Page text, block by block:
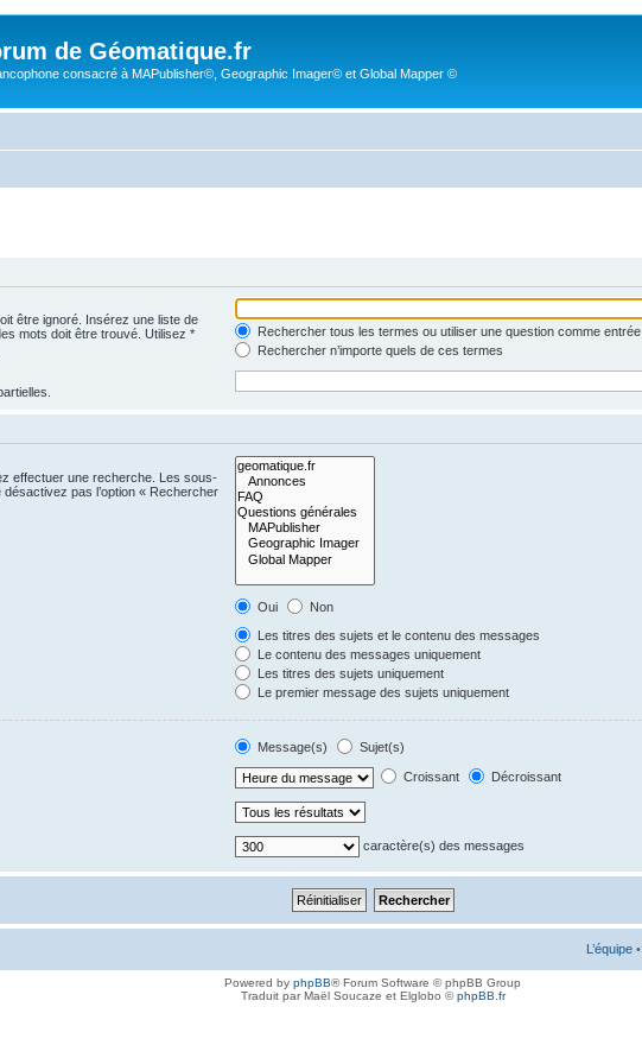
de Géomatique.fr
consacré à MAPublisher©, Geographic Imager© et Global Mapper ©
être ignoré. Insérez une liste de
mots doit être trouvé. Utilisez *
Rechercher tous les termes ou utiliser une question comme entrée
Rechercher n’importe quels de ces termes
effectuer une recherche. Les sous-
pas l’option « Rechercher
Oui
Non
Les titres des sujets et le contenu des messages
Le contenu des messages uniquement
Les titres des sujets uniquement
Le premier message des sujets uniquement
Message(s)
Sujet(s)
Croissant Décroissant
caractère(s) des messages
L’équipe •
Powered by phpBB® Forum Software © phpBB Group
Traduit par Maël Soucaze et Elglobo ©phpBB.fr